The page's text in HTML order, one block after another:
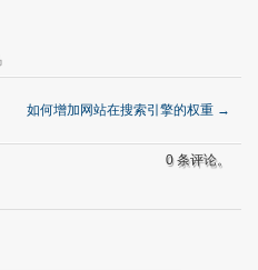
如何增加网站在搜索引擎的权重 →
0 条评论。